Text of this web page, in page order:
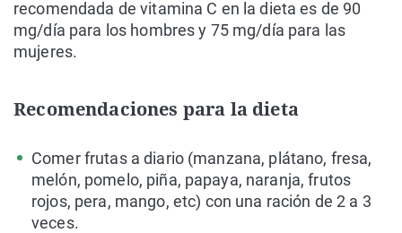
recomendada de vitamina C en la dieta es de 90
mg/día para los hombres y 75 mg/día para las
mujeres.
Recomendaciones para la dieta
Comer frutas a diario (manzana, plátano, fresa,
melón, pomelo, piña, papaya, naranja, frutos
rojos, pera, mango, etc) con una ración de 2 a 3
veces.